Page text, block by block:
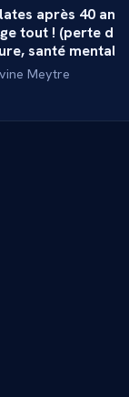
après 40 ans
tout ! (perte de
santé
Meytre